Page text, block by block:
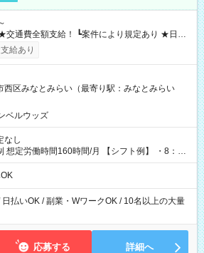
り） ┗働いたその日に現金GET♪ お仕事後はコ
い分を引き落とせます！ 【試用期間】試
給あり
西区みなとみらい（最寄り駅：みなとみらい
ベルウッズ
なし
時間160時間/月 【シフト例】 ・8：00
払いOK / 副業・WワークOK / 10名以上の大量
応募する 詳細へ